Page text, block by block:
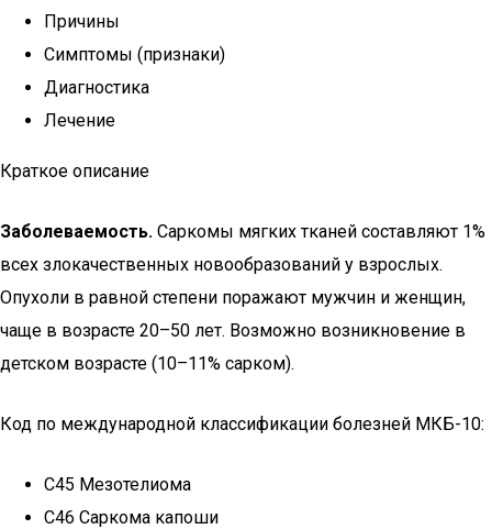
Причины
Симптомы (признаки)
Диагностика
Лечение
Краткое описание
Заболеваемость. Саркомы мягких тканей составляют 1%
всех злокачественных новообразований у взрослых.
Опухоли в равной степени поражают мужчин и женщин,
чаще в возрасте 20–50 лет. Возможно возникновение в
детском возрасте (10–11% сарком).
Код по международной классификации болезней МКБ-10:
C45 Мезотелиома
C46 Саркома капоши